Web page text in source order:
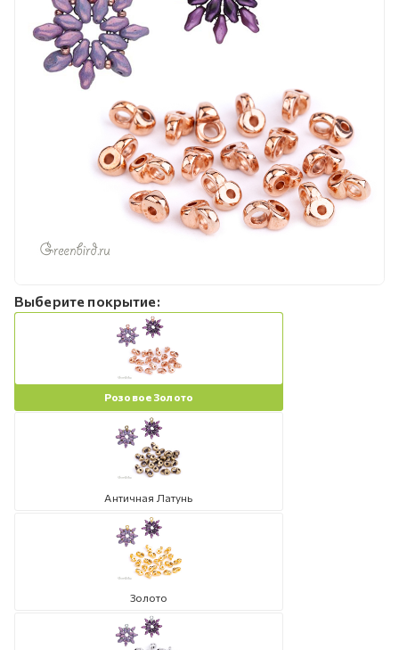
Выберите покрытие:
Розовое Золото
Античная Латунь
Золото